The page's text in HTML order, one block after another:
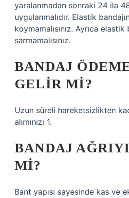
yaralanmadan sonraki 24 ila
uygulanmalıdır. Elastik
koymamalısınız. Ayrıca elastik
sarmamalısınız.
BANDAJ
GELIR MI?
Uzun süreli hareketsizlikten
alımınızı 1.
BANDAJ
MI?
Bant yapısı sayesinde kas ve